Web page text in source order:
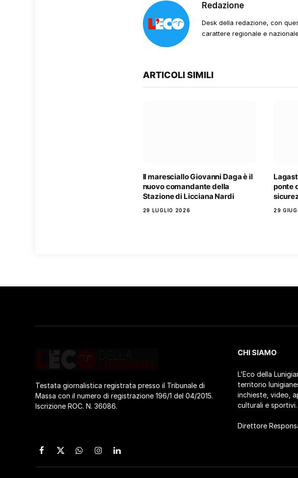
Redazione
Desk della redazione, con
carattere regionale e
ARTICOLI SIMILI
Il maresciallo Giovanni Daga è il
nuovo comandante della
Stazione di Licciana Nardi
29 LUGLIO 2026
ponte
29
Testata giornalistica registrata presso il Tribunale di
Massa con il numero di registrazione 196/1 del 04/2015.
Iscrizione ROC. N. 36086.
CHI SIAMO
L’Eco della
territorio
inchieste, video,
culturali e sportivi.
Direttore
Facebook
X
(Twitter)
WhatsApp
Instagram
LinkedIn